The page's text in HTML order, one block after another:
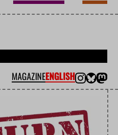
MAGAZINEENGLISH